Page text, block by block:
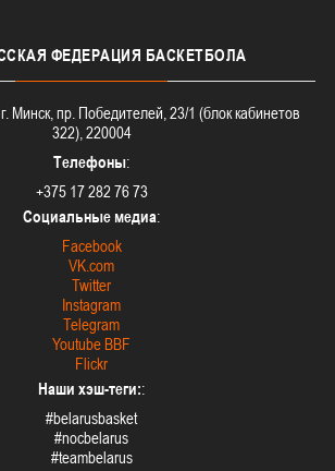
ФЕДЕРАЦИЯ БАСКЕТБОЛА
Минск, пр. Победителей, 23/1 (блок кабинетов
322), 220004
Телефоны:
+375 17 282 76 73
Социальные медиа:
Facebook
VK.com
Twitter
Instagram
Telegram
Youtube BBF
Flickr
Наши хэш-теги::
#belarusbasket
#nocbelarus
#teambelarus